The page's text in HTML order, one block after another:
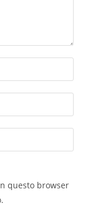
questo browser